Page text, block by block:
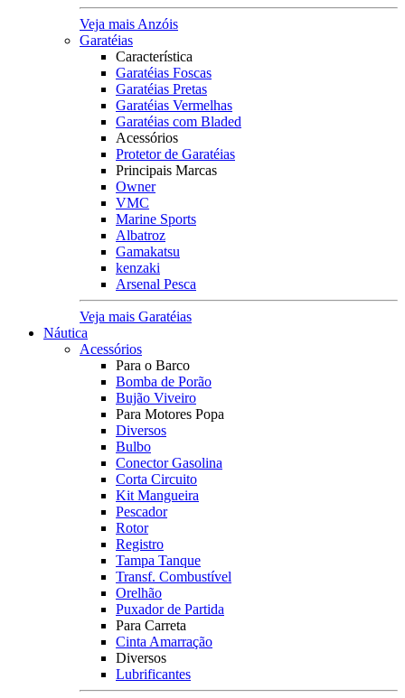
Veja mais Anzóis
Garatéias
Característica
Garatéias Foscas
Garatéias Pretas
Garatéias Vermelhas
Garatéias com Bladed
Acessórios
Protetor de Garatéias
Principais Marcas
Owner
VMC
Marine Sports
Albatroz
Gamakatsu
kenzaki
Arsenal Pesca
Veja mais Garatéias
Náutica
Acessórios
Para o Barco
Bomba de Porão
Bujão Viveiro
Para Motores Popa
Diversos
Bulbo
Conector Gasolina
Corta Circuito
Kit Mangueira
Pescador
Rotor
Registro
Tampa Tanque
Transf. Combustível
Orelhão
Puxador de Partida
Para Carreta
Cinta Amarração
Diversos
Lubrificantes